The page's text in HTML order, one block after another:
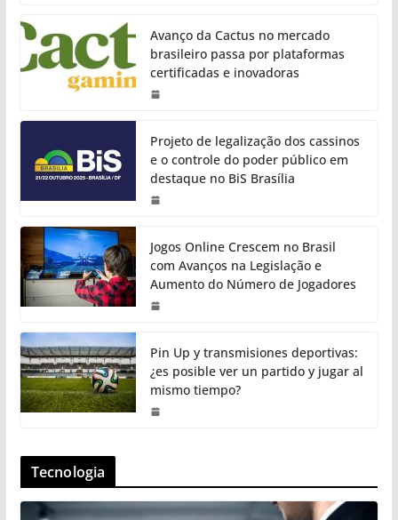
Avanço da Cactus no mercado
brasileiro passa por plataformas
certificadas e inovadoras
Projeto de legalização dos cassinos
e o controle do poder público em
destaque no BiS Brasília
Jogos Online Crescem no Brasil
com Avanços na Legislação e
Aumento do Número de Jogadores
Pin Up y transmisiones deportivas:
¿es posible ver un partido y jugar al
mismo tiempo?
Tecnologia